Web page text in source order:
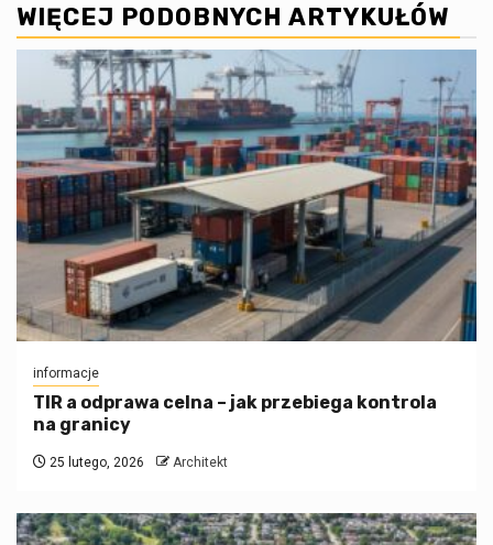
WIĘCEJ PODOBNYCH ARTYKUŁÓW
informacje
TIR a odprawa celna – jak przebiega kontrola
na granicy
25 lutego, 2026 Architekt